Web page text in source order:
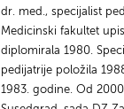
dr. med., specijalist
Medicinski fakultet
diplomirala 1980.
pedijatrije položila
1983. godine. Od